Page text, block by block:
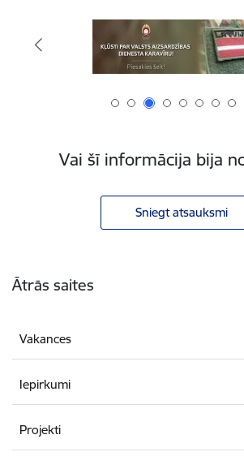
Vai šī informācija bija
Sniegt atsauksmi
Ātrās saites
Vakances
Iepirkumi
Projekti